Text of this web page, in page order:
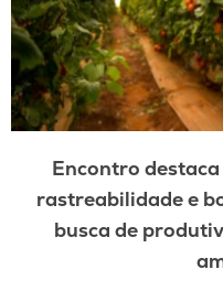
Encontro
rastreabilidade e
busca de